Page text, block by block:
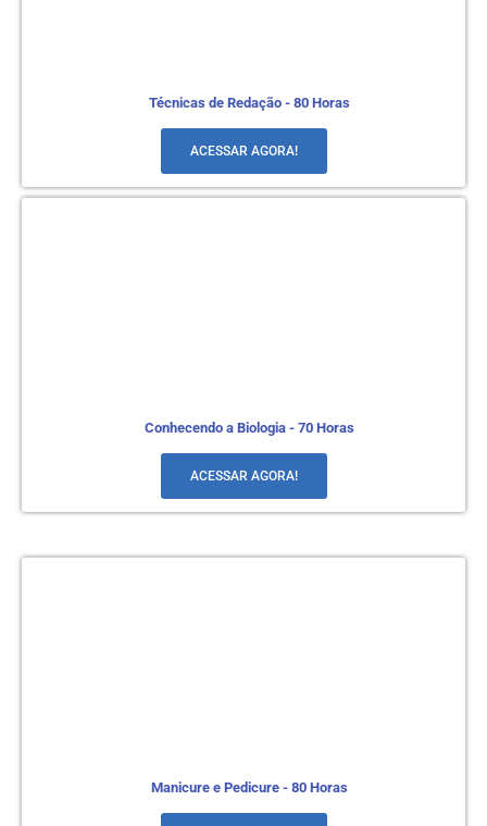
Técnicas de Redação - 80 Horas
ACESSAR AGORA!
Conhecendo a Biologia - 70 Horas
ACESSAR AGORA!
Manicure e Pedicure - 80 Horas